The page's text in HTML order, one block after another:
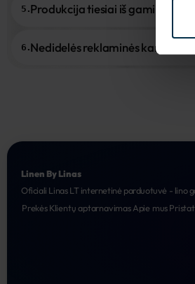
5.Produkcija tiesiai iš gamintojo
6.Nedidelės reklaminės kampanijos
Linen By Linas
Oficiali Linas LT internetinė parduotuvė - lino
PrekėsKlientų aptarnavimasApie mus